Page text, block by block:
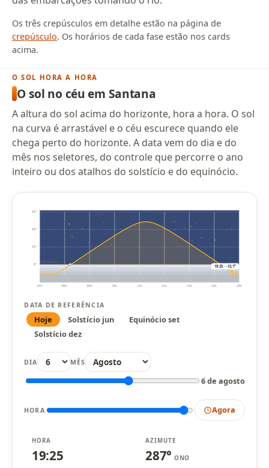
Os três crepúsculos em detalhe estão na página de
crepúsculo. Os horários de cada fase estão nos cards
acima.
O SOL HORA A HORA
O sol no céu em Santana
A altura do sol acima do horizonte, hora a hora. O sol
na curva é arrastável e o céu escurece quando ele
chega perto do horizonte. A data vem do dia e do
mês nos seletores, do controle que percorre o ano
inteiro ou dos atalhos do solstício e do equinócio.
0°
30°
60°
90°
horizonte
04h 06h 08h 10h 12h 14h 16h 18h 20h
19:25 · -13,1°
DATA DE REFERÊNCIA
Hoje Solstício jun
Equinócio set
Solstício dez
DIA MÊS
6 de agosto
HORA Agora
HORA
19:25
AZIMUTE
287°ONO